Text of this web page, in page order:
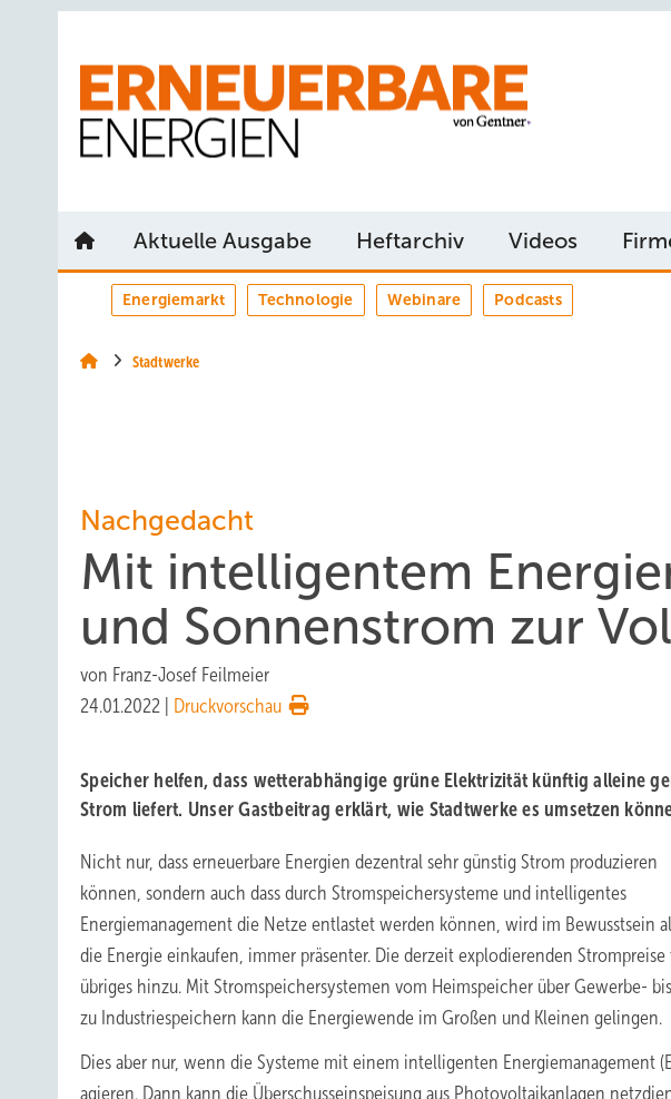
Aktuelle Ausgabe Heftarchiv Videos
Energiemarkt Technologie Webinare Podcasts
Stadtwerke
Nachgedacht
Mit intelligentem
und Sonnenstrom zur
von Franz-Josef Feilmeier
24.01.2022
Druckvorschau
Speicher helfen, dass wetterabhängige grüne Elektrizität künftig alleine
Strom liefert. Unser Gastbeitrag erklärt, wie Stadtwerke es umsetzen
Nicht nur, dass erneuerbare Energien dezentral sehr günstig Strom produzieren
können, sondern auch dass durch Stromspeichersysteme und intelligentes
Energiemanagement die Netze entlastet werden können, wird im Bewusstsein
die Energie einkaufen, immer präsenter. Die derzeit explodierenden
übriges hinzu. Mit Stromspeichersystemen vom Heimspeicher über Gewerbe-
zu Industriespeichern kann die Energiewende im Großen und Kleinen gelingen.
Dies aber nur, wenn die Systeme mit einem intelligenten Energiemanagement
agieren. Dann kann die Überschusseinspeisung aus Photovoltaikanlagen